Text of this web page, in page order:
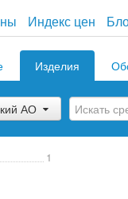
Индекс цен
Изделия
АО
1